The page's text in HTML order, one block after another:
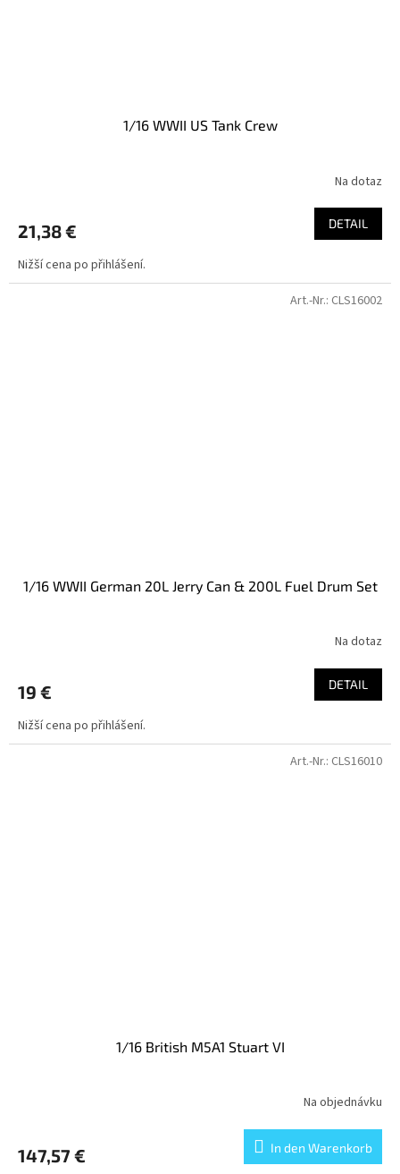
1/16 WWII US Tank Crew
Na dotaz
21,38 € DETAIL
Nižší cena po přihlášení.
1/16 WWII German 20L Jerry Can & 200L Fuel Drum Set
Na dotaz
19 € DETAIL
Nižší cena po přihlášení.
Art.-Nr.: CLS16002
1/16 British M5A1 Stuart VI
Na objednávku
147,57 € In den Warenkorb
Art.-Nr.: CLS16010